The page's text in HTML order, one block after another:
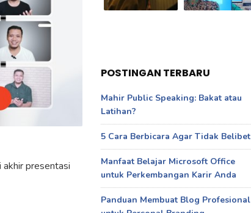
presentasi
POSTINGAN TERBARU
Mahir Public Speaking: Bakat atau
Latihan?
5 Cara Berbicara Agar Tidak Belibet
Manfaat Belajar Microsoft Office
untuk Perkembangan Karir Anda
Panduan Membuat Blog Profesional